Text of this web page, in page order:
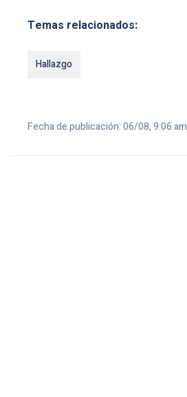
Temas relacionados:
Hallazgo
Fecha de publicación: 06/08, 9:06 am